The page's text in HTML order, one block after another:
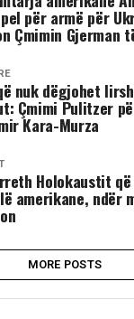
për armë për
Çmimin Gjerman
nuk dëgjohet
Çmimi Pulitzer
Kara-Murza
Holokaustit që
amerikane, ndër
MORE POSTS